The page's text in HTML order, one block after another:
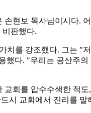
현보 목사님이시다.
비판했다.
를 강조했다. 그는
다. "우리는 공산주
회를 압수수색한 적
시 교회에서 진리를 말